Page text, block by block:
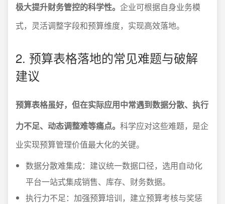
极大提升财务管控的科学性。 企业可根据自身业务模
式，灵活调整字段和预算维度，实现高效落地。
2. 预算表格落地的常见难题与破解
建议
预算表格虽好，但在实际应用中常遇到数据分散、执行
力不足、动态调整难等痛点。 科学应对这些难题，是企
业实现预算管理价值最大化的关键。
数据分散难集成：建议统一数据口径，选用自动化
平台一站式集成销售、库存、财务数据。
执行力不足：加强预算培训，建立预算考核与奖惩